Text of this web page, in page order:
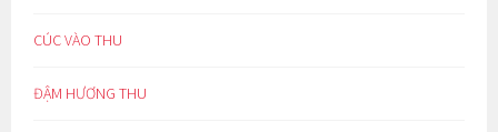
CÚC VÀO THU
ĐẬM HƯƠNG THU